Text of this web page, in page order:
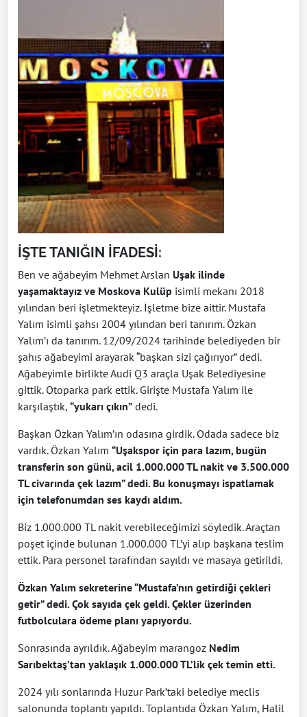
İŞTE TANIĞIN İFADESİ:
Ben ve ağabeyim Mehmet Arslan Uşak ilinde
yaşamaktayız ve Moskova Kulüp isimli mekanı 2018
yılından beri işletmekteyiz. İşletme bize aittir. Mustafa
Yalım isimli şahsı 2004 yılından beri tanırım. Özkan
Yalım’ı da tanırım. 12/09/2024 tarihinde belediyeden bir
şahıs ağabeyimi arayarak “başkan sizi çağırıyor” dedi.
Ağabeyimle birlikte Audi Q3 araçla Uşak Belediyesine
gittik. Otoparka park ettik. Girişte Mustafa Yalım ile
karşılaştık, “yukarı çıkın” dedi.
Başkan Özkan Yalım’ın odasına girdik. Odada sadece biz
vardık. Özkan Yalım “Uşakspor için para lazım, bugün
transferin son günü, acil 1.000.000 TL nakit ve 3.500.000
TL civarında çek lazım” dedi. Bu konuşmayı ispatlamak
için telefonumdan ses kaydı aldım.
Biz 1.000.000 TL nakit verebileceğimizi söyledik. Araçtan
poşet içinde bulunan 1.000.000 TL’yi alıp başkana teslim
ettik. Para personel tarafından sayıldı ve masaya getirildi.
Özkan Yalım sekreterine “Mustafa’nın getirdiği çekleri
getir” dedi. Çok sayıda çek geldi. Çekler üzerinden
futbolculara ödeme planı yapıyordu.
Sonrasında ayrıldık. Ağabeyim marangoz Nedim
Sarıbektaş’tan yaklaşık 1.000.000 TL’lik çek temin etti.
2024 yılı sonlarında Huzur Park’taki belediye meclis
salonunda toplantı yapıldı. Toplantıda Özkan Yalım, Halil